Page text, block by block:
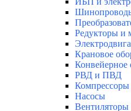
Редукторы и
Крановое
Конвейерное
РВД и ПВД
Компрессоры
Насосы
Вентиляторы